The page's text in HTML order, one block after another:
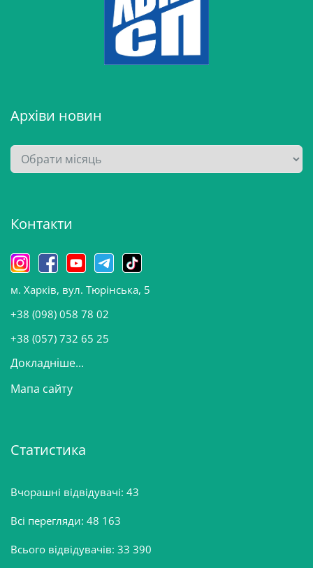
Архіви новин
А
р
в
н
о
в
и
Контакти
м. Харків, вул. Тюрінська, 5
+38 (098) 058 78 02
+38 (057) 732 65 25
Докладніше...
Мапа сайту
Статистика
Вчорашні відвідувачі: 43
Всі перегляди: 48 163
Всього відвідувачів: 33 390